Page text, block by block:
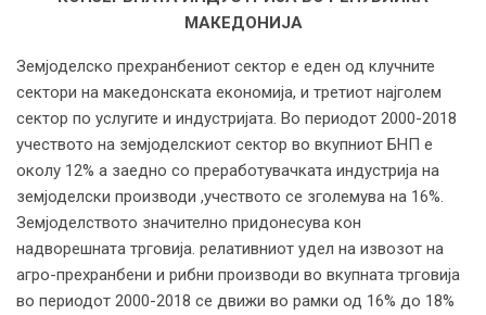
МАКЕДОНИЈА
Земјоделско прехранбениот сектор е еден од клучните
сектори на македонската економија, и третиот најголем
сектор по услугите и индустријата. Во периодот 2000-2018
учеството на земјоделскиот сектор во вкупниот БНП е
околу 12% а заедно со преработувачката индустрија на
земјоделски производи ,учеството се зголемува на 16%.
Земјоделството значително придонесува кон
надворешната трговија. релативниот удел на извозот на
агро-прехранбени и рибни производи во вкупната трговија
во периодот 2000-2018 се движи во рамки од 16% до 18%